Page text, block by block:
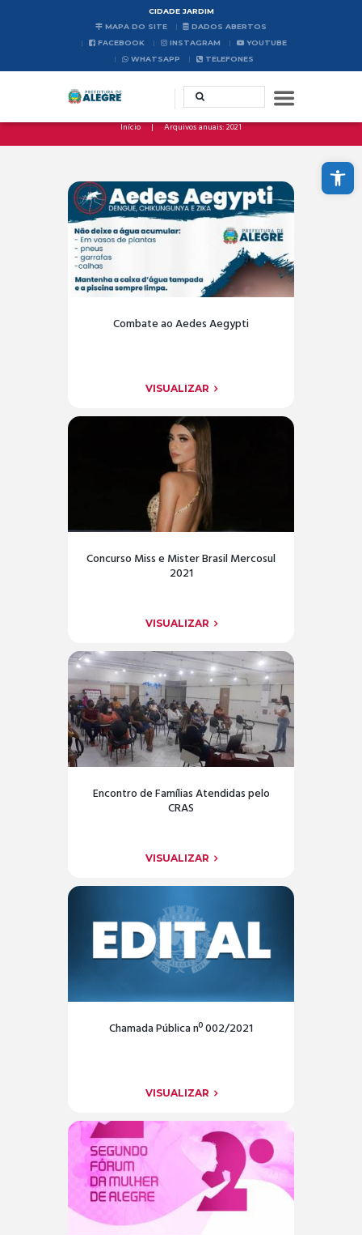
Abrir a barra de ferramentas
CIDADE JARDIM
MAPA DO SITE
DADOS ABERTOS
FACEBOOK
INSTAGRAM
YOUTUBE
WHATSAPP
TELEFONES
Início Arquivos anuais: 2021
Combate ao Aedes Aegypti
VISUALIZAR
Concurso Miss e Mister Brasil Mercosul
2021
VISUALIZAR
Encontro de Famílias Atendidas pelo
CRAS
VISUALIZAR
Chamada Pública nº 002/2021
VISUALIZAR